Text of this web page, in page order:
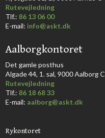
Rutevejledning
​Tlf.: 86 13 06 00
E-mail: info@askt.dk
Aalborgkontoret
​Det gamle posthus
Algade 44, 1. sal, 9000 Aalborg C​
Rutevejledning
Tlf.: 86 18 68 33​
E-mail: aalborg@askt.dk​
Rykontoret